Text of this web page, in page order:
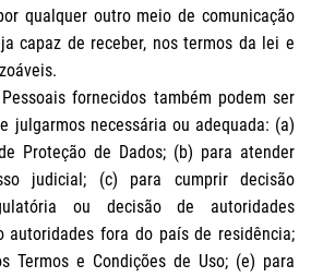
qualquer outro meio de comunicação
capaz de receber, nos termos da lei e
fornecidos também podem ser
julgarmos necessária ou adequada: (a)
Proteção de Dados; (b) para atender
judicial; (c) para cumprir decisão
ou decisão de autoridades
autoridades fora do país de residência;
Termos e Condições de Uso; (e) para